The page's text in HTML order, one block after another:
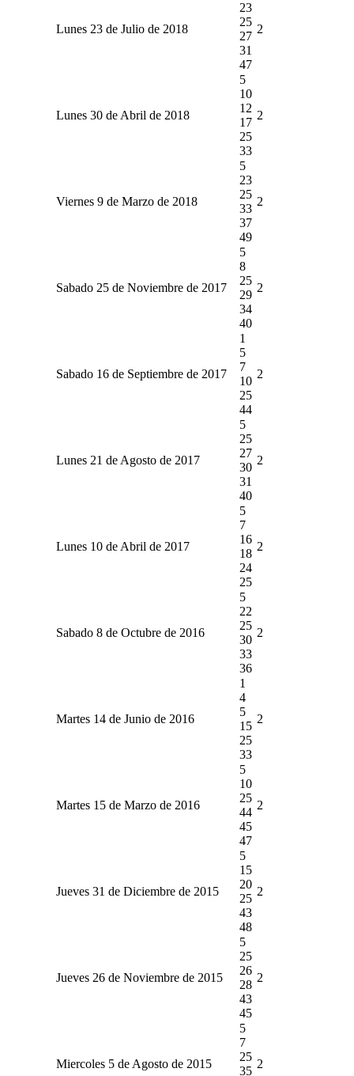
Lunes 23 de Julio de 2018
23
25
27
31
47
2
Lunes 30 de Abril de 2018
5
10
12
17
25
33
2
Viernes 9 de Marzo de 2018
5
23
25
33
37
49
2
Sabado 25 de Noviembre de 2017
5
8
25
29
34
40
2
Sabado 16 de Septiembre de 2017
1
5
7
10
25
44
2
Lunes 21 de Agosto de 2017
5
25
27
30
31
40
2
Lunes 10 de Abril de 2017
5
7
16
18
24
25
2
Sabado 8 de Octubre de 2016
5
22
25
30
33
36
2
Martes 14 de Junio de 2016
1
4
5
15
25
33
2
Martes 15 de Marzo de 2016
5
10
25
44
45
47
2
Jueves 31 de Diciembre de 2015
5
15
20
25
43
48
2
Jueves 26 de Noviembre de 2015
5
25
26
28
43
45
2
Miercoles 5 de Agosto de 2015
5
7
25
35
2